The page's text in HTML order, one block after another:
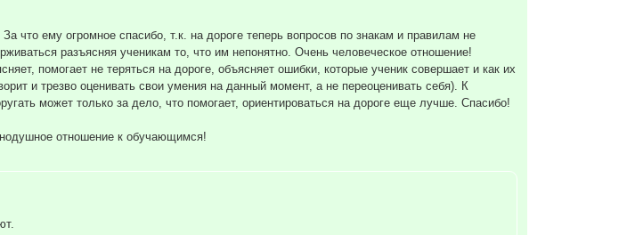
ему огромное спасибо, т.к. на дороге теперь вопросов по знакам и правилам не
разъясняя ученикам то, что им непонятно. Очень человеческое отношение!
помогает не теряться на дороге, объясняет ошибки, которые ученик совершает и как их
и трезво оценивать свои умения на данный момент, а не переоценивать себя). К
может только за дело, что помогает, ориентироваться на дороге еще лучше. Спасибо!
отношение к обучающимся!